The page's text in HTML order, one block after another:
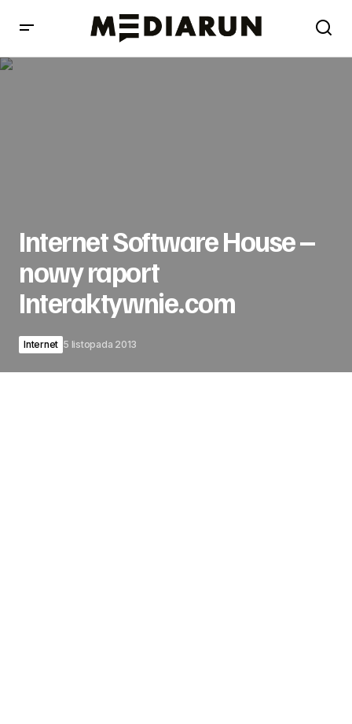
Internet Software House –
nowy raport
Interaktywnie.com
Internet 5 listopada 2013